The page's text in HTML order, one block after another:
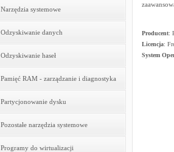
Narzędzia systemowe
Odzyskiwanie danych
Odzyskiwanie haseł
Pamięć RAM - zarządzanie i diagnostyka
Partycjonowanie dysku
Pozostałe narzędzia systemowe
Programy do wirtualizacji
Producent:
Licencja:
System